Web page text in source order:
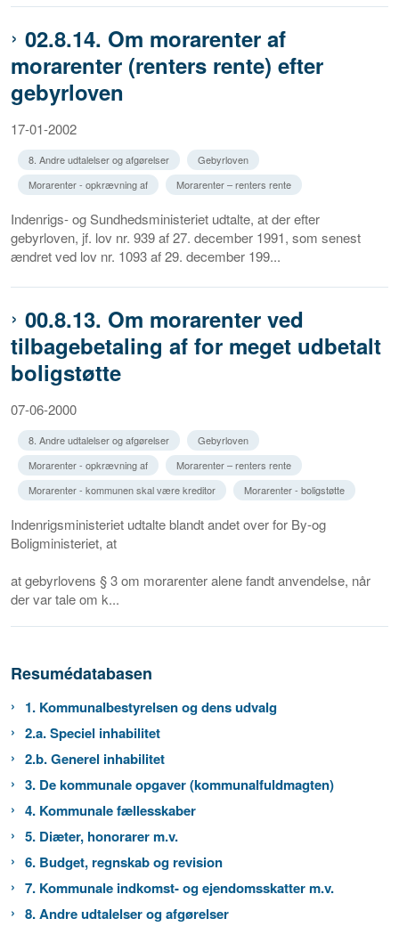
02.8.14. Om morarenter af
morarenter (renters rente) efter
gebyrloven
17-01-2002
8. Andre udtalelser og afgørelser
Gebyrloven
Morarenter - opkrævning af
Morarenter – renters rente
Indenrigs- og Sundhedsministeriet udtalte, at der efter
gebyrloven, jf. lov nr. 939 af 27. december 1991, som senest
ændret ved lov nr. 1093 af 29. december 199...
00.8.13. Om morarenter ved
tilbagebetaling af for meget udbetalt
boligstøtte
07-06-2000
8. Andre udtalelser og afgørelser
Gebyrloven
Morarenter - opkrævning af
Morarenter – renters rente
Morarenter - kommunen skal være kreditor
Morarenter - boligstøtte
Indenrigsministeriet udtalte blandt andet over for By-og
Boligministeriet, at
at gebyrlovens § 3 om morarenter alene fandt anvendelse, når
der var tale om k...
Resumédatabasen
1. Kommunalbestyrelsen og dens udvalg
2.a. Speciel inhabilitet
2.b. Generel inhabilitet
3. De kommunale opgaver (kommunalfuldmagten)
4. Kommunale fællesskaber
5. Diæter, honorarer m.v.
6. Budget, regnskab og revision
7. Kommunale indkomst- og ejendomsskatter m.v.
8. Andre udtalelser og afgørelser